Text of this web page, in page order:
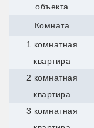
объекта
Комната
1 комнатная
квартира
2 комнатная
квартира
3 комнатная